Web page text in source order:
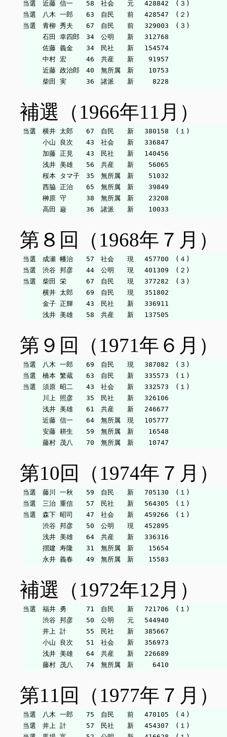
当選　近藤 信一　　58　社会　　元　 428842　(３)
当選　八木 一郎　　63　自民　　前　 428547　(２)
当選　青柳 秀夫　　67　自民　　前　 329003　(３)
石田 幸四郎　34　公明　　新　 312768
佐藤 義金　　34　民社　　新　 154574
中村 宏　　　46　共産　　新　  91957
近藤 政治郎　40　無所属　新　  10753
補選（1966年11月）
当選　横井 太郎　　67　自民　　新　 380158　(１)
小山 良次　　43　社会　　新　 336847
加藤 正見　　43　民社　　新　 140456
浅井 美雄　　56　共産　　新　  56065
桜本 タマ子　35　無所属　新　  51032
西脇 正治　　65　無所属　新　  39849
榊原 守　　　38　無所属　新　  23208
第８回（1968年７月）
当選　成瀬 幡治　　57　社会　　現　 457700　(４)
当選　渋谷 邦彦　　44　公明　　現　 401309　(２)
当選　柴田 栄　　　67　自民　　現　 377282　(３)
横井 太郎　　69　自民　　現　 351802
金子 正輝　　43　民社　　新　 336911
第９回（1971年６月）
当選　八木 一郎　　69　自民　　現　 387082　(３)
当選　橋本 繁蔵　　63　自民　　新　 335573　(１)
当選　須原 昭二　　43　社会　　新　 332573　(１)
川上 照彦　　35　民社　　新　 326106
浅井 美雄　　61　共産　　新　 246677
近藤 信一　　64　無所属　現　 105777
安藤 耕生　　59　無所属　新　  16548
第10回（1974年７月）
当選　藤川 一秋　　59　自民　　新　 705130　(１)
当選　三治 重信　　57　民社　　新　 564305　(１)
当選　森下 昭司　　47　社会　　新　 459266　(１)
渋谷 邦彦　　50　公明　　現　 452895
浅井 美雄　　64　共産　　新　 336316
摺建 寿隆　　31　無所属　新　  15654
補選（1972年12月）
当選　福井 勇　　　71　自民　　新　 721706　(１)
渋谷 邦彦　　50　公明　　元　 544940
井上 計　　　55　民社　　新　 385667
小山 良次　　51　社会　　新　 356973
浅井 美雄　　64　共産　　新　 226689
第11回（1977年７月）
当選　八木 一郎　　75　自民　　前　 470105　(４)
当選　井上 計　　　57　民社　　新　 454307　(１)